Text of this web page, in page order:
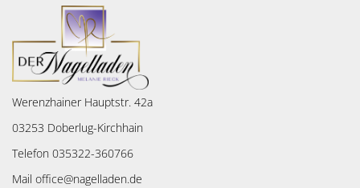
Werenzhainer Hauptstr. 42a
03253 Doberlug-Kirchhain
Telefon 035322-360766
Mail office@nagelladen.de